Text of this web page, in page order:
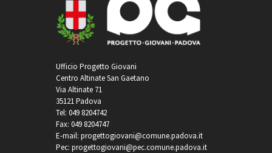
Ufficio Progetto Giovani
Centro Altinate San Gaetano
Via Altinate 71
35121 Padova
Tel: 049 8204742
Fax: 049 8204747
E-mail: progettogiovani@comune.padova.it
Pec: progettogiovani@pec.comune.padova.it